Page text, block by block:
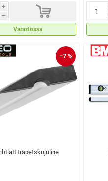
i
h d
Varastossa
−7 %
trapetskujuline